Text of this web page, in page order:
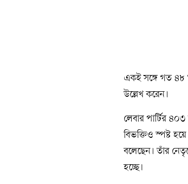
একই সঙ্গে গত ৪৮
উল্লেখ করেন।
লেবার পার্টির
বিভক্তিও স্পষ্ট হয়ে
বলেছেন। তাঁর
হচ্ছে।